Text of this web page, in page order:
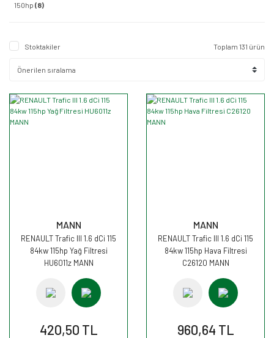
150hp (8)
Stoktakiler Toplam 131 ürün
MANN
RENAULT Trafic III 1.6 dCi 115
84kw 115hp Yağ Filtresi
HU6011z MANN
420,50 TL
MANN
RENAULT Trafic III 1.6 dCi 115
84kw 115hp Hava Filtresi
C26120 MANN
960,64 TL